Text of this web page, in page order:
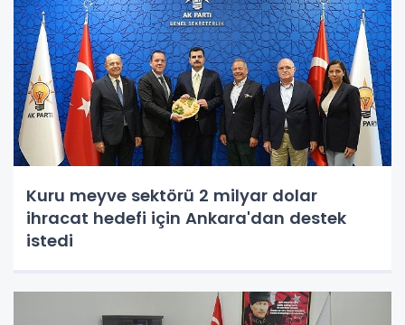
Kuru meyve sektörü 2 milyar dolar
ihracat hedefi için Ankara'dan destek
istedi